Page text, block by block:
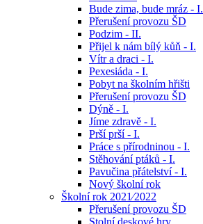
Bude zima, bude mráz - I.
Přerušení provozu ŠD
Podzim - II.
Přijel k nám bílý kůň - I.
Vítr a draci - I.
Pexesiáda - I.
Pobyt na školním hřišti
Přerušení provozu ŠD
Dýně - I.
Jíme zdravě - I.
Prší prší - I.
Práce s přírodninou - I.
Stěhování ptáků - I.
Pavučina přátelství - I.
Nový školní rok
Školní rok 2021⁄2022
Přerušení provozu ŠD
Stolní deskové hry